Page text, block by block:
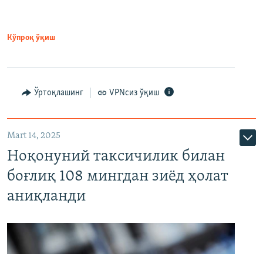
Кўпроқ ўқиш
Ўртоқлашинг VPNсиз ўқиш
Mart 14, 2025
Ноқонуний таксичилик билан
боғлиқ 108 мингдан зиёд ҳолат
аниқланди